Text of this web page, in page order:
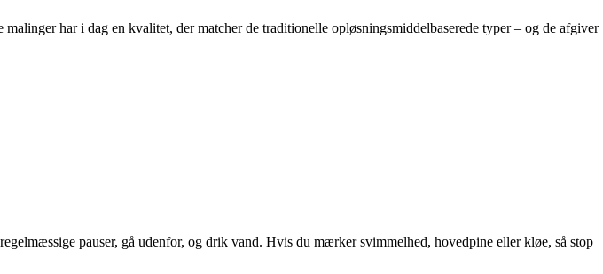
har i dag en kvalitet, der matcher de traditionelle opløsningsmiddelbaserede typer – og de afgiver
pauser, gå udenfor, og drik vand. Hvis du mærker svimmelhed, hovedpine eller kløe, så stop